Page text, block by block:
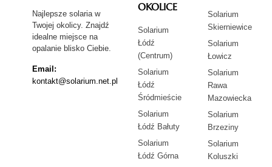
Najlepsze solaria w
Twojej okolicy. Znajdź
idealne miejsce na
opalanie blisko Ciebie.
Email:
kontakt@solarium.net.pl
OKOLICE
Solarium
Łódź
(Centrum)
Solarium
Łódź
Śródmieście
Solarium
Łódź Bałuty
Solarium
Łódź Górna
Solarium
Skierniewice
Solarium
Łowicz
Solarium
Rawa
Mazowiecka
Solarium
Brzeziny
Solarium
Koluszki